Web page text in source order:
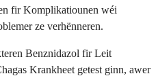
fir Komplikatiounen wéi
ze verhënneren.
Benznidazol fir Leit
Krankheet getest ginn, awer